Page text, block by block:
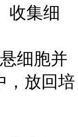
收集细
细胞并
，放回培